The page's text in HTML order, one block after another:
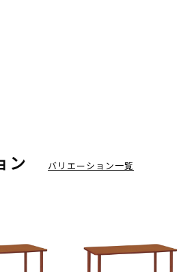
ン バリエーション一覧